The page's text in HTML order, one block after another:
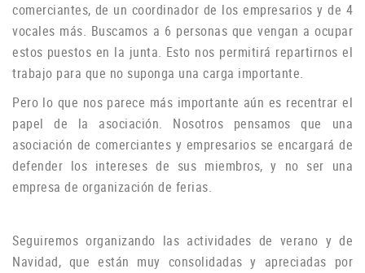
comerciantes, de un coordinador de los empresarios y de 4
vocales más. Buscamos a 6 personas que vengan a ocupar
estos puestos en la junta. Esto nos permitirá repartirnos el
trabajo para que no suponga una carga importante.
Pero lo que nos parece más importante aún es recentrar el
papel de la asociación. Nosotros pensamos que una
asociación de comerciantes y empresarios se encargará de
defender los intereses de sus miembros, y no ser una
empresa de organización de ferias.
Seguiremos organizando las actividades de verano y de
Navidad, que están muy consolidadas y apreciadas por